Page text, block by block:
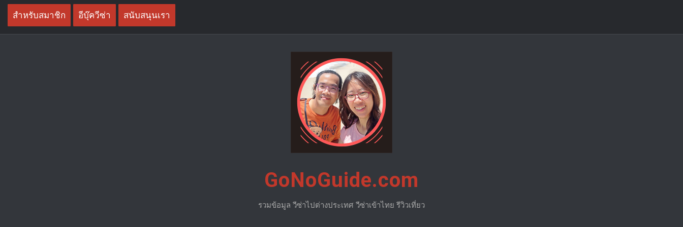
Skip
content
สำหรับสมาชิก อีบุ๊ควีซ่า สนับสนุนเรา
GoNoGuide.com
รวมข้อมูล วีซ่าไปต่างประเทศ วีซ่าเข้าไทย รีวิวเที่ยว